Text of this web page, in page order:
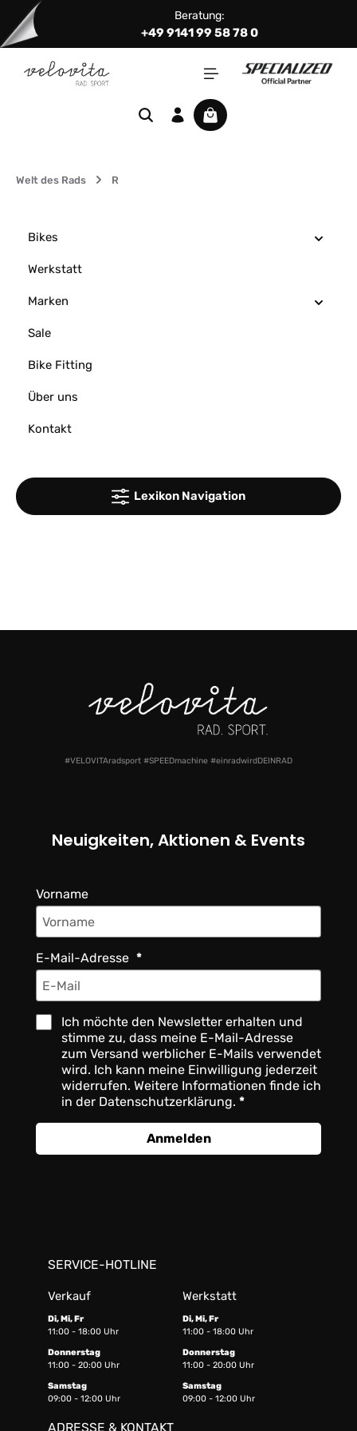
Zum Hauptinhalt springen Beratung:
+49 9141 99 58 78 0
Warenkorb enthält 0
Welt des Rads R
Bikes
Werkstatt
Marken
Sale
Bike Fitting
Über uns
Kontakt
Lexikon Navigation
#VELOVITAradsport #SPEEDmachine #einradwirdDEINRAD
Neuigkeiten, Aktionen & Events
Vorname
E-Mail-Adresse
Ich möchte den Newsletter erhalten und
stimme zu, dass meine E-Mail-Adresse
zum Versand werblicher E-Mails verwendet
wird. Ich kann meine Einwilligung jederzeit
widerrufen. Weitere Informationen finde ich
in der Datenschutzerklärung.
Anmelden
SERVICE-HOTLINE
Verkauf Werkstatt
Di, Mi, Fr
11:00 - 18:00 Uhr
Di, Mi, Fr
11:00 - 18:00 Uhr
Donnerstag
11:00 - 20:00 Uhr
Donnerstag
11:00 - 20:00 Uhr
Samstag
09:00 - 12:00 Uhr
Samstag
09:00 - 12:00 Uhr
ADRESSE & KONTAKT